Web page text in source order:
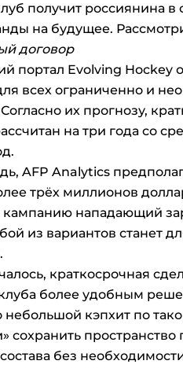
получит россиянина в
на будущее.
договор
портал Evolving
всех ограниченно и
их прогнозу,
на три года со
AFP Analytics
трёх миллионов
нападающий
из вариантов станет
краткосрочная
более удобным
небольшой кэпхит по
сохранить
без